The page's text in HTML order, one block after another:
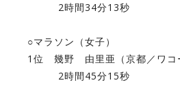
2時間34分13秒
○マラソン（女子）
1位 幾野 由里亜（京都／ワコ
2時間45分15秒